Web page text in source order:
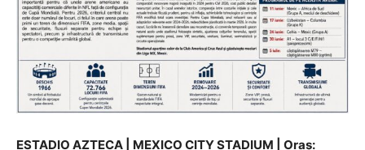
ESTADIO AZTECA | MEXICO CITY STADIUM | Oraș: